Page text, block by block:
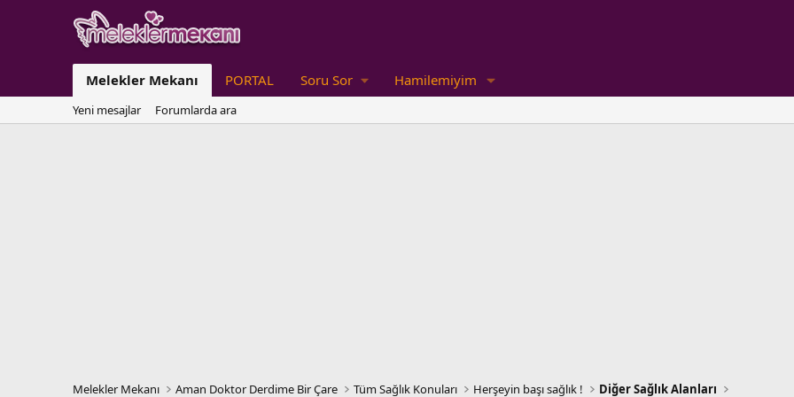
Melekler Mekanı PORTAL Soru Sor Hamilemiyim
Yeni mesajlar Forumlarda ara
Melekler Mekanı Aman Doktor Derdime Bir Çare Tüm Sağlık Konuları Herşeyin başı sağlık ! Diğer Sağlık Alanları